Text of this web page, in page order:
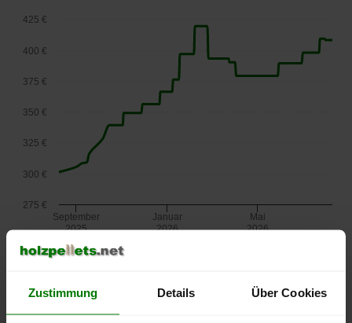
Zustimmung Details Über Cookies
September
2025
Januar
2026
Mai
2026
275 €
300 €
325 €
350 €
375 €
400 €
425 €
Die aktuelle Preisentwicklung für Holzpellets in Österreich
können Sie jederzeit auf unserer
Pelletspreise-Seite